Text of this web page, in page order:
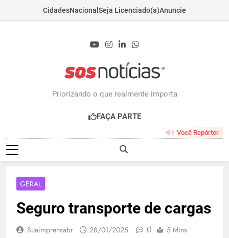
CidadesNacional Seja Licenciado(a)Anuncie
Priorizando o que realmente importa
FAÇA PARTE
Você Repórter
GERAL
Seguro transporte de cargas
Suaimprensabr 28/01/2025 0 5 Mins